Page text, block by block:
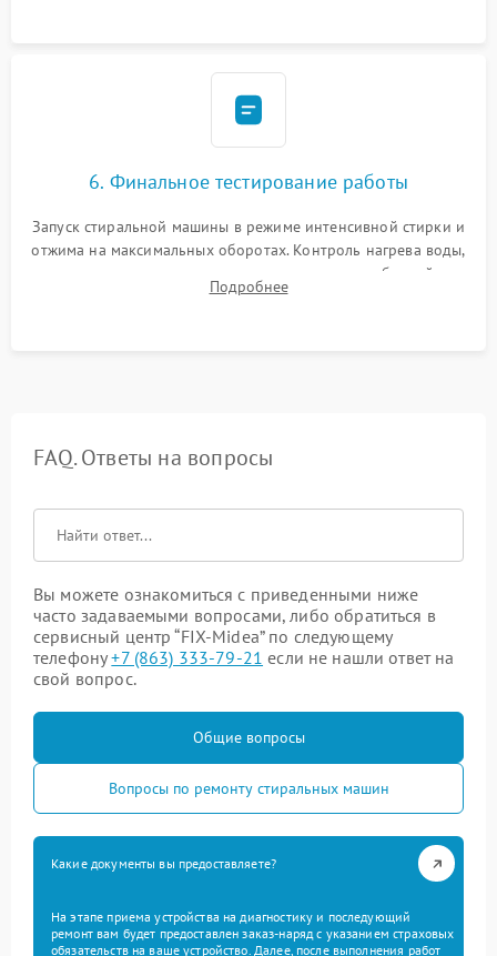
6. Финальное тестирование работы
Запуск стиральной машины в режиме интенсивной стирки и
отжима на максимальных оборотах. Контроль нагрева воды,
корректности слива, отсутствия излишних вибраций,
посторонних стуков и протечек под корпусом.
Подробнее
FAQ. Ответы на вопросы
Вы можете ознакомиться с приведенными ниже
часто задаваемыми вопросами, либо обратиться в
сервисный центр “FIX-Midea” по следующему
телефону+7 (863) 333-79-21 если не нашли ответ на
свой вопрос.
Общие вопросы
Вопросы по ремонту стиральных машин
Какие документы вы предоставляете?
На этапе приема устройства на диагностику и последующий
ремонт вам будет предоставлен заказ-наряд с указанием страховых
обязательств на ваше устройство. Далее, после выполнения работ